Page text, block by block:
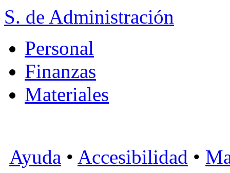
S. de Administración
Personal
Finanzas
Materiales
Ayuda • Accesibilidad •